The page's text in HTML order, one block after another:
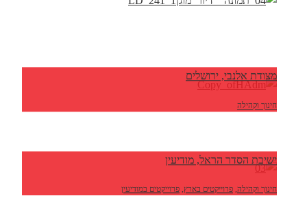
מצודת אלנבי, ירושלים
חינוך וקהילה
ישיבת הסדר הראל, מודיעין
חינוך וקהילה, פרוייקטים בארץ, פרוייקטים במודיעין